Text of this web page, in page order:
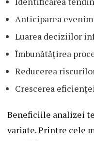
Anticiparea
Luarea deciziilor
Îmbunătățirea
Reducerea
Crescerea
Beneficiile analizei
variate. Printre cele